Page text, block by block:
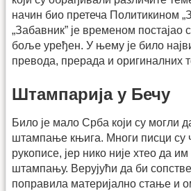
начин био претеча Политикином
„Забавник” је временом постајао
боље уређен. У њему је било
превода, прерада и оригиналних
Штампарија у Бечу
Било је мало Срба који су могли
штампање књига. Многи писци су
рукописе, јер нико није хтео да
штампању. Верујући да би
поправила материјално стање и